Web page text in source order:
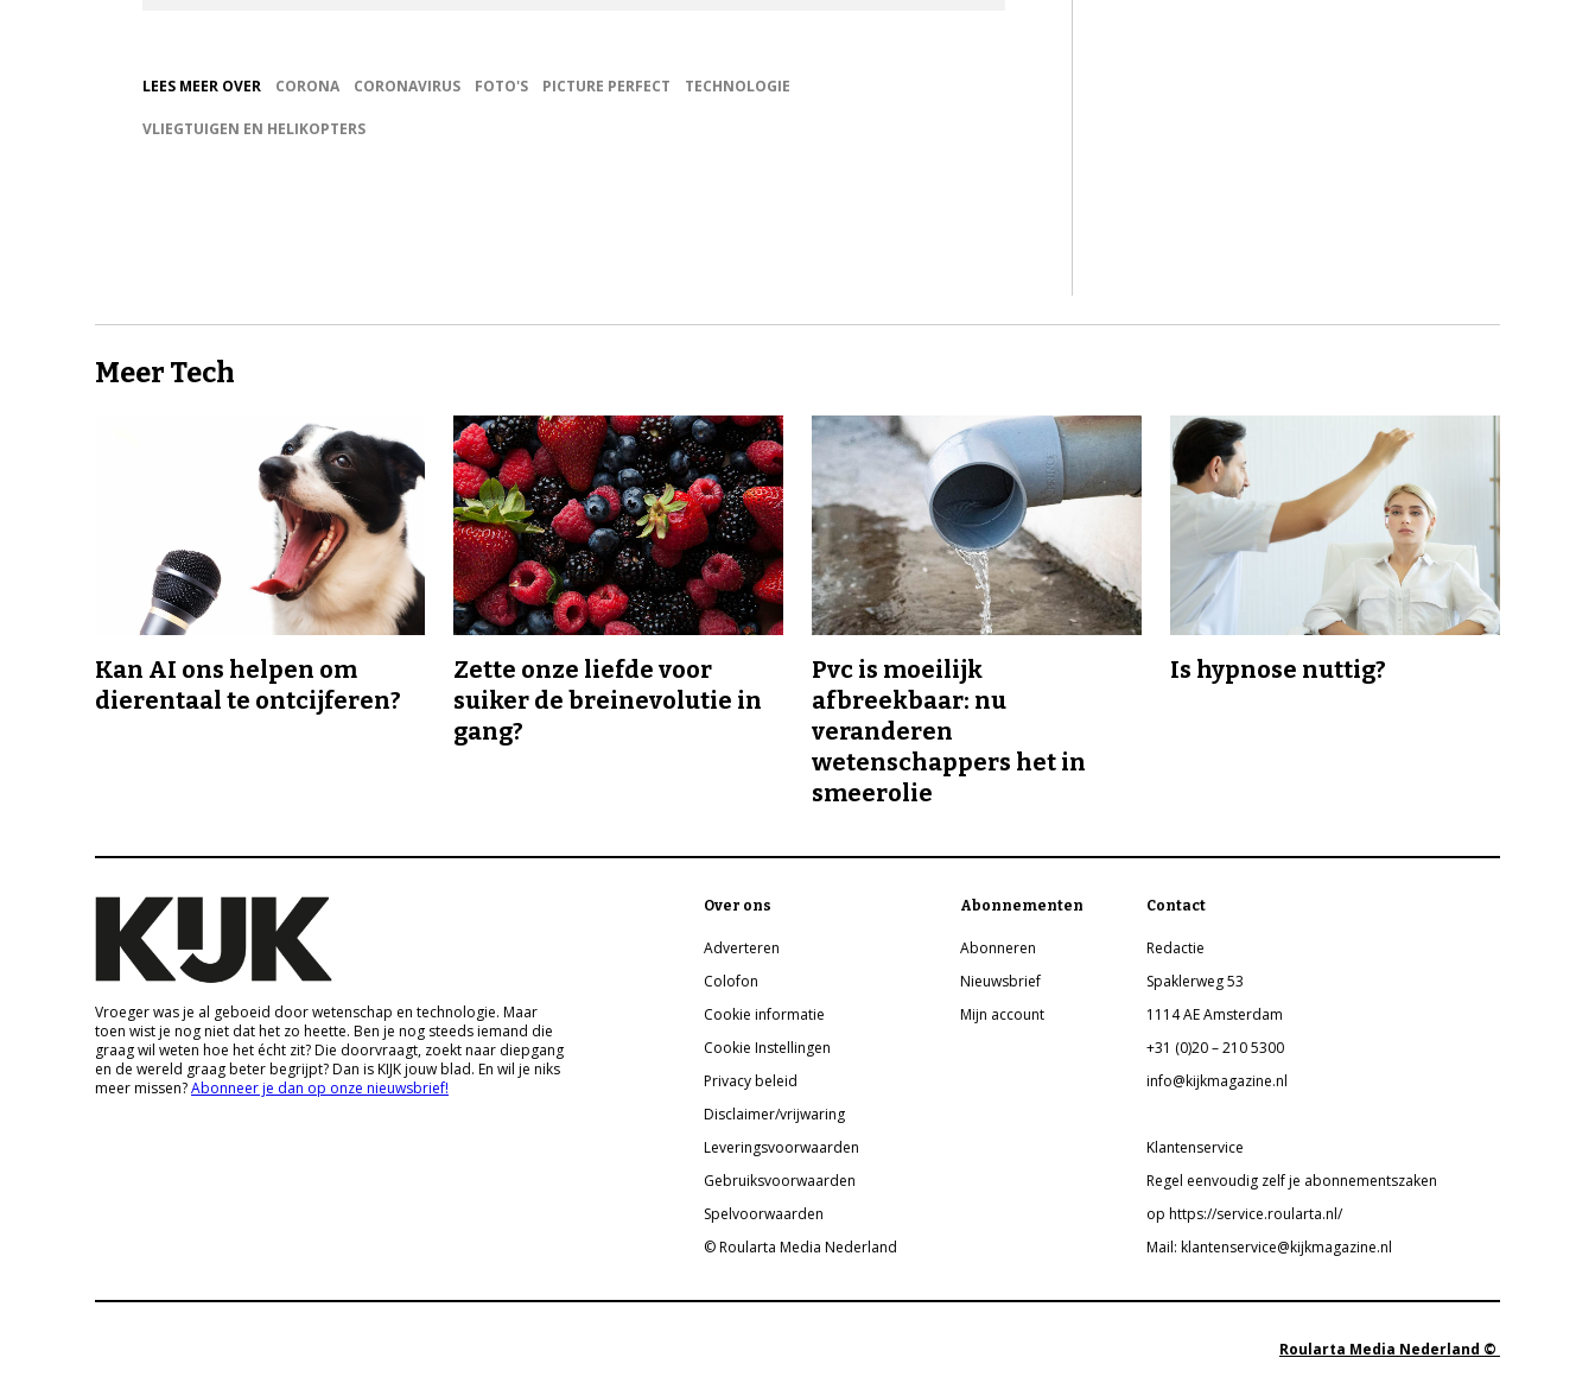
LEES MEER OVER CORONA CORONAVIRUS FOTO'S PICTURE PERFECT TECHNOLOGIE
VLIEGTUIGEN EN HELIKOPTERS
Meer Tech
Kan AI ons helpen om
dierentaal te ontcijferen?
Zette onze liefde voor
suiker de breinevolutie in
gang?
Pvc is moeilijk
afbreekbaar: nu
veranderen
wetenschappers het in
smeerolie
Is hypnose nuttig?
Vroeger was je al geboeid door wetenschap en technologie. Maar
toen wist je nog niet dat het zo heette. Ben je nog steeds iemand die
graag wil weten hoe het écht zit? Die doorvraagt, zoekt naar diepgang
en de wereld graag beter begrijpt? Dan is KIJK jouw blad. En wil je niks
meer missen?Abonneer je dan op onze nieuwsbrief!
Over ons
Adverteren
Colofon
Cookie informatie
Cookie Instellingen
Privacy beleid
Disclaimer/vrijwaring
Leveringsvoorwaarden
Gebruiksvoorwaarden
Spelvoorwaarden
© Roularta Media Nederland
Abonnementen
Abonneren
Nieuwsbrief
Mijn account
Contact
Redactie
Spaklerweg 53
1114 AE Amsterdam
+31 (0)20 – 210 5300
info@kijkmagazine.nl
Klantenservice
Regel eenvoudig zelf je abonnementszaken
op https://service.roularta.nl/
Mail: klantenservice@kijkmagazine.nl
Roularta Media Nederland ©